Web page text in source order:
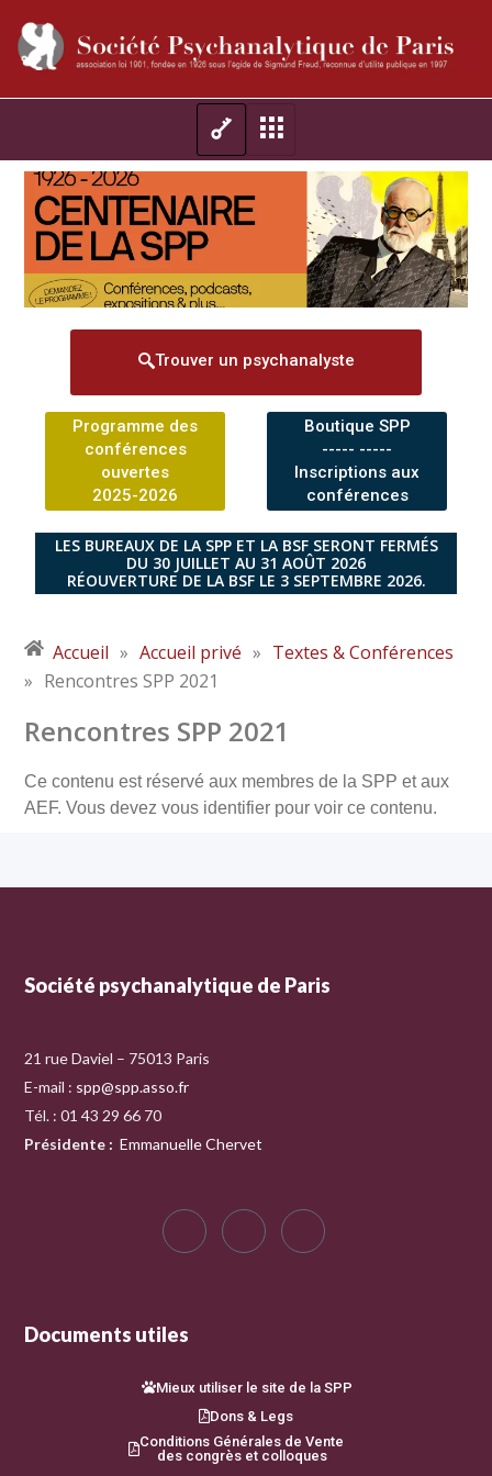
Trouver un psychanalyste
Programme des
conférences
ouvertes
2025-2026
Boutique SPP
----- -----
Inscriptions aux
conférences
LES BUREAUX DE LA SPP ET LA BSF SERONT FERMÉS
DU 30 JUILLET AU 31 AOÛT 2026
RÉOUVERTURE DE LA BSF LE 3 SEPTEMBRE 2026.
Accueil » Accueil privé » Textes & Conférences
» Rencontres SPP 2021
Rencontres SPP 2021
Ce contenu est réservé aux membres de la SPP et aux
AEF. Vous devez vous identifier pour voir ce contenu.
Société psychanalytique de Paris
21 rue Daviel – 75013 Paris
E-mail : spp@spp.asso.fr
Tél. : 01 43 29 66 70
Présidente : Emmanuelle Chervet
Documents utiles
Mieux utiliser le site de la SPP
Dons & Legs
Conditions Générales de Vente
des congrès et colloques